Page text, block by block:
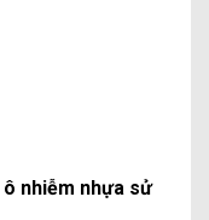
nhiễm nhựa sử